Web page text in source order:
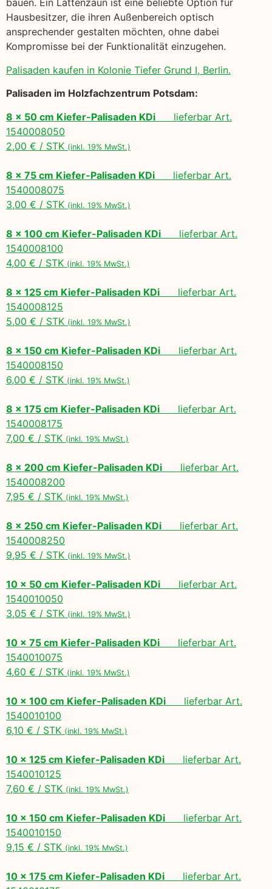
bauen. Ein Lattenzaun ist eine beliebte Option für
Hausbesitzer, die ihren Außenbereich optisch
ansprechender gestalten möchten, ohne dabei
Kompromisse bei der Funktionalität einzugehen.
Palisaden kaufen in Kolonie Tiefer Grund I, Berlin.
Palisaden im Holzfachzentrum Potsdam:
8 x 50 cm Kiefer-Palisaden KDi lieferbar Art.
1540008050
2,00 € / STK (inkl. 19% MwSt.)
8 x 75 cm Kiefer-Palisaden KDi lieferbar Art.
1540008075
3,00 € / STK (inkl. 19% MwSt.)
8 x 100 cm Kiefer-Palisaden KDi lieferbar Art.
1540008100
4,00 € / STK (inkl. 19% MwSt.)
8 x 125 cm Kiefer-Palisaden KDi lieferbar Art.
1540008125
5,00 € / STK (inkl. 19% MwSt.)
8 x 150 cm Kiefer-Palisaden KDi lieferbar Art.
1540008150
6,00 € / STK (inkl. 19% MwSt.)
8 x 175 cm Kiefer-Palisaden KDi lieferbar Art.
1540008175
7,00 € / STK (inkl. 19% MwSt.)
8 x 200 cm Kiefer-Palisaden KDi lieferbar Art.
1540008200
7,95 € / STK (inkl. 19% MwSt.)
8 x 250 cm Kiefer-Palisaden KDi lieferbar Art.
1540008250
9,95 € / STK (inkl. 19% MwSt.)
10 x 50 cm Kiefer-Palisaden KDi lieferbar Art.
1540010050
3,05 € / STK (inkl. 19% MwSt.)
10 x 75 cm Kiefer-Palisaden KDi lieferbar Art.
1540010075
4,60 € / STK (inkl. 19% MwSt.)
10 x 100 cm Kiefer-Palisaden KDi lieferbar Art.
1540010100
6,10 € / STK (inkl. 19% MwSt.)
10 x 125 cm Kiefer-Palisaden KDi lieferbar Art.
1540010125
7,60 € / STK (inkl. 19% MwSt.)
10 x 150 cm Kiefer-Palisaden KDi lieferbar Art.
1540010150
9,15 € / STK (inkl. 19% MwSt.)
10 x 175 cm Kiefer-Palisaden KDi lieferbar Art.